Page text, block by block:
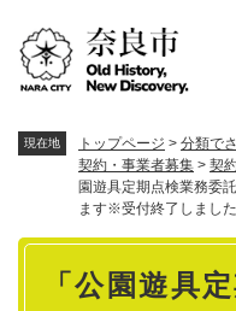
現在地 トップページ > 分類で
契約・事業者募集 > 契
園遊具定期点検業務委
ます※受付終了しました
本
「公園遊具